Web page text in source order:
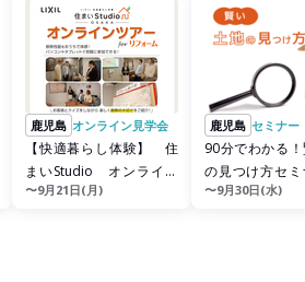
鹿児島 オンライン見学会
【快適暮らし体験】 住
まいStudio オンライン
ツアー開催 リフォーム
〜9月21日(月)
鹿児島 セミナー
90分でわかる
の見つけ方セ
料）
〜9月30日(水)